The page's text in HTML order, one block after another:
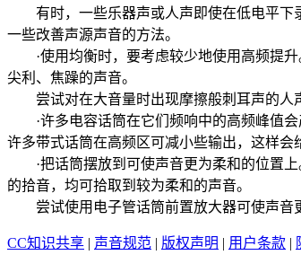
有时，一些乐器声或人声即使在低电平下
一些改善声源声音的方法。
·使用均衡时，要考虑较少地使用高频提升
尖利、焦躁的声音。
尝试对在大音量时出现摩擦般刺耳声的人声
·许多电容话筒在它们频响中的高频峰值会
许多带式话筒在高频区可减小些输出，这样会
·把话筒摆放到可使声音更为柔和的位置上
的拾音，均可拾取到较为柔和的声音。
尝试使用电子管话筒前置放大器可使声音
CC知识共享 | 声音规范 | 版权声明 | 用户条款 |